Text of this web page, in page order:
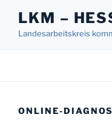
Inhalt
springen
LKM –
Landesarbeitskreis
ONLINE-